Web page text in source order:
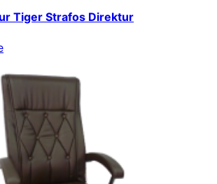
Tiger Strafos Direktur